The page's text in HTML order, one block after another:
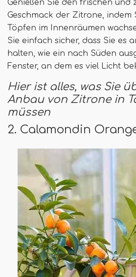
Genießen Sie den frischen und
Geschmack der Zitrone, indem
Töpfen im Innenräumen
Sie einfach sicher, dass Sie es
halten, wie ein nach Süden
Fenster, an dem es viel Licht
Hier ist alles, was Sie
Anbau von Zitrone in
müssen
2. Calamondin